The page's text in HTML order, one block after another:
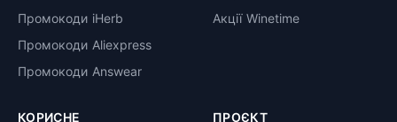
Промокоди iHerb
Промокоди Aliexpress
Промокоди Answear
Акції Winetime
КОРИСНЕ ПРОЄКТ